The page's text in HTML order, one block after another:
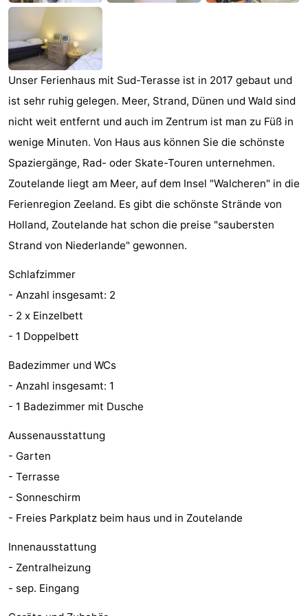
Joossesweg
Kustlicht
-
Meerpaal
-
Strandcamping
Valkenisse
Zee,
Bos
en
Hotels
Zimmer
(mit
Frühstück)
Lastminutes
&
-
Galerien
-
Denkmäler
-
Leuchtturme
Aussichtspunkte
Attraktionen
Spielplätze
-
Indoor-
Unser Ferienhaus mit Sud-Terasse ist in 2017 gebaut und
ist sehr ruhig gelegen. Meer, Strand, Dünen und Wald sind
nicht weit entfernt und auch im Zentrum ist man zu Füß in
wenige Minuten. Von Haus aus können Sie die schönste
Spaziergänge, Rad- oder Skate-Touren unternehmen.
Zoutelande liegt am Meer, auf dem Insel "Walcheren" in die
Ferienregion Zeeland. Es gibt die schönste Strände von
Holland, Zoutelande hat schon die preise "saubersten
Strand von Niederlande" gewonnen.
Schlafzimmer
- Anzahl insgesamt: 2
- 2 x Einzelbett
- 1 Doppelbett
Badezimmer und WCs
- Anzahl insgesamt: 1
- 1 Badezimmer mit Dusche
Aussenausstattung
- Garten
- Terrasse
- Sonneschirm
- Freies Parkplatz beim haus und in Zoutelande
Innenausstattung
- Zentralheizung
- sep. Eingang